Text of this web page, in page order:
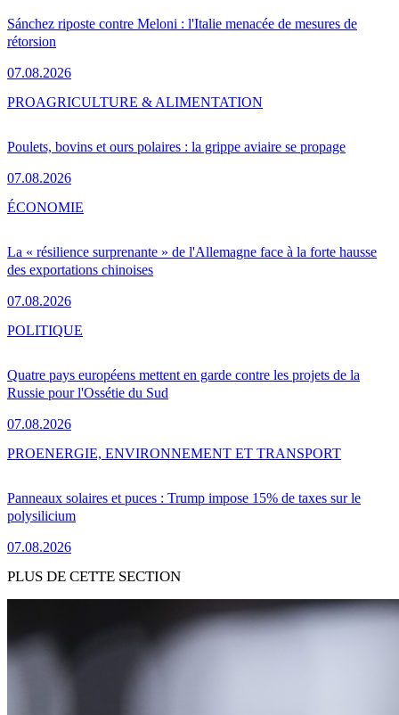
Sánchez riposte contre Meloni : l'Italie menacée de mesures de
rétorsion
07.08.2026
Poulets, bovins et ours polaires : la grippe aviaire se propage
07.08.2026
PROAGRICULTURE & ALIMENTATION
La « résilience surprenante » de l'Allemagne face à la forte hausse
des exportations chinoises
07.08.2026
ÉCONOMIE
Quatre pays européens mettent en garde contre les projets de la
Russie pour l'Ossétie du Sud
07.08.2026
POLITIQUE
Panneaux solaires et puces : Trump impose 15% de taxes sur le
polysilicium
07.08.2026
PROENERGIE, ENVIRONNEMENT ET TRANSPORT
PLUS DE CETTE SECTION